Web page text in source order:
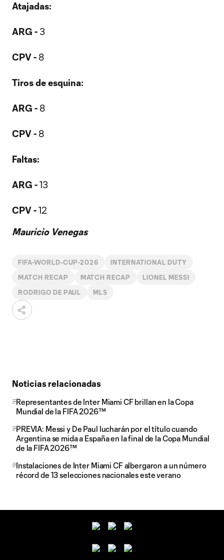
Atajadas:
ARG - 3
CPV - 8
Tiros de esquina:
ARG - 8
CPV - 8
Faltas:
ARG -13
CPV -12
Mauricio Venegas
FIFA-WORLD-CUP-2026 INTERNATIONAL DUTY
MATCH RECAP MATCH RECAP LIONEL MESSI
RODRIGO DE PAUL MLS
Noticias relacionadas
Representantes de Inter Miami CF brillan en la Copa
Mundial de la FIFA 2026™
PREVIA: Messi y De Paul lucharán por el título cuando
Argentina se mida a España en la final de la Copa Mundial
de la FIFA 2026™
Instalaciones de Inter Miami CF albergaron a un número
récord de 13 selecciones nacionales este verano